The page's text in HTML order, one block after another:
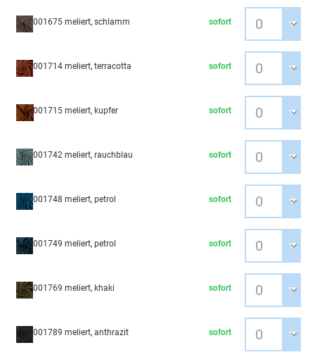
001675 meliert, schlamm sofort
001714 meliert, terracotta sofort
001715 meliert, kupfer sofort
001742 meliert, rauchblau sofort
001748 meliert, petrol sofort
001749 meliert, petrol sofort
001769 meliert, khaki sofort
001789 meliert, anthrazit sofort